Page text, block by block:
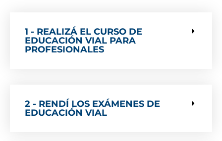
1 - REALIZÁ EL CURSO DE
EDUCACIÓN VIAL PARA
PROFESIONALES
2 - RENDÍ LOS EXÁMENES DE
EDUCACIÓN VIAL